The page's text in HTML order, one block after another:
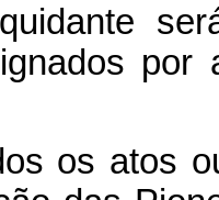
por
os atos